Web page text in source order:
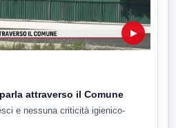
▶
attraverso il Comune
e nessuna criticità igienico-